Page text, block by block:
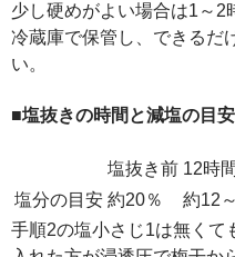
少し硬めがよい場合は1～2
冷蔵庫で保管し、できるだ
い。
■塩抜きの時間と減塩の目安
塩抜き前 12時間
塩分の目安 約20％ 約12
手順2の塩小さじ1は無くて